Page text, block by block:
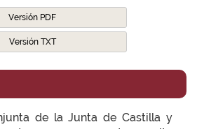
Versión PDF
Versión TXT
de la Junta de Castilla y